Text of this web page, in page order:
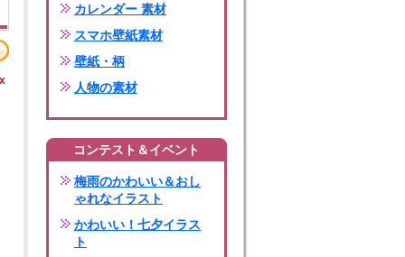
カレンダー 素材
スマホ壁紙素材
壁紙・柄
人物の素材
コンテスト＆イベント
梅雨のかわいい＆おし
ゃれなイラスト
かわいい！七夕イラス
ト